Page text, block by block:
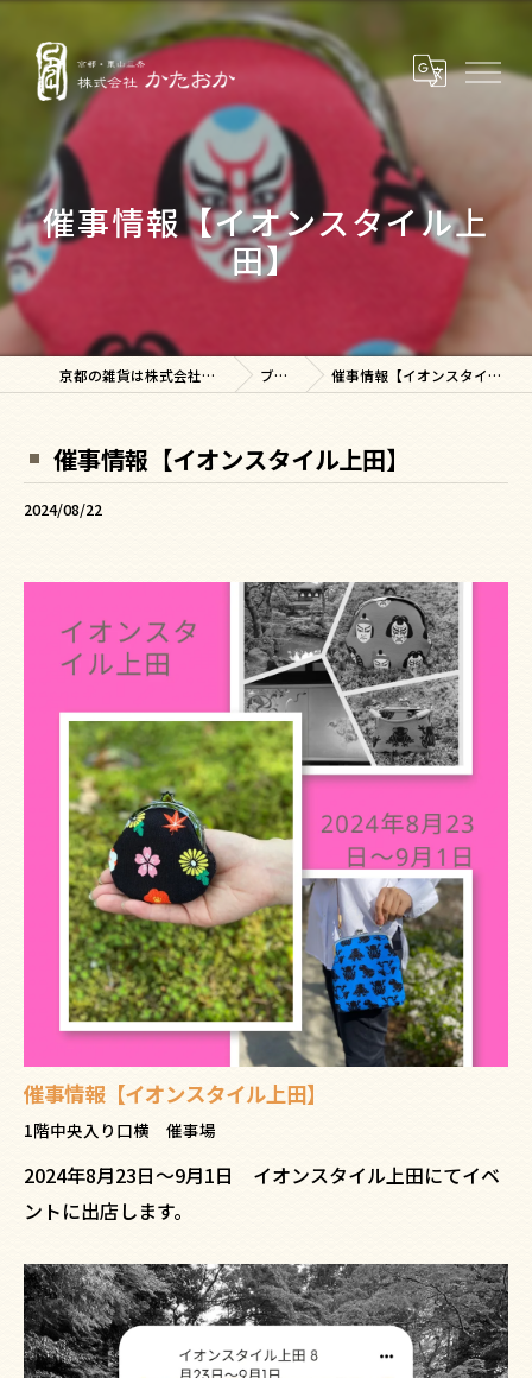
催事情報【イオンスタイル上
田】
京都の雑貨は株式会社かたおか ブログ 催事情報【イオンスタイル上田】
催事情報【イオンスタイル上田】
2024/08/22
催事情報【イオンスタイル上田】
1階中央入り口横 催事場
2024年8月23日〜9月1日 イオンスタイル上田にてイベ
ントに出店します。